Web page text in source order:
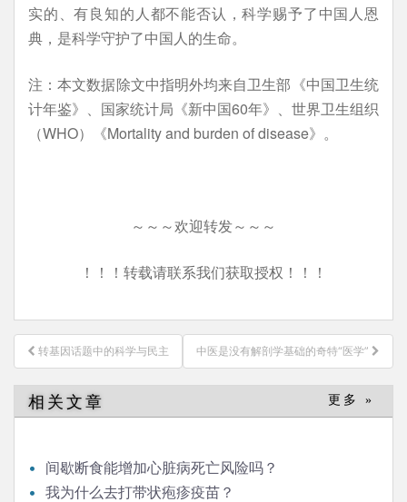
实的、有良知的人都不能否认，科学赐予了中国人恩
典，是科学守护了中国人的生命。
注：本文数据除文中指明外均来自卫生部《中国卫生统
计年鉴》、国家统计局《新中国60年》、世界卫生组织
（WHO）《Mortality and burden of disease》。
～～～欢迎转发～～～
！！！转载请联系我们获取授权！！！
文
章
导
航
转基因话题中的科学与民主 中医是没有解剖学基础的奇特“医学”
相关文章 更多 »
间歇断食能增加心脏病死亡风险吗？
我为什么去打带状疱疹疫苗？